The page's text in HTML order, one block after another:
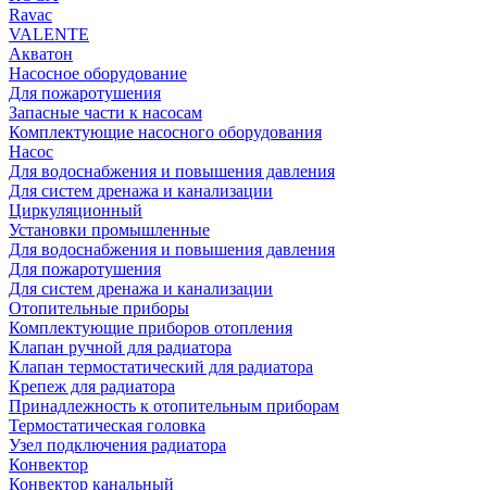
Rаvac
VALENTE
Акватон
Насосное оборудование
Для пожаротушения
Запасные части к насосам
Комплектующие насосного оборудования
Насос
Для водоснабжения и повышения давления
Для систем дренажа и канализации
Циркуляционный
Установки промышленные
Для водоснабжения и повышения давления
Для пожаротушения
Для систем дренажа и канализации
Отопительные приборы
Комплектующие приборов отопления
Клапан ручной для радиатора
Клапан термостатический для радиатора
Крепеж для радиатора
Принадлежность к отопительным приборам
Термостатическая головка
Узел подключения радиатора
Конвектор
Конвектор канальный